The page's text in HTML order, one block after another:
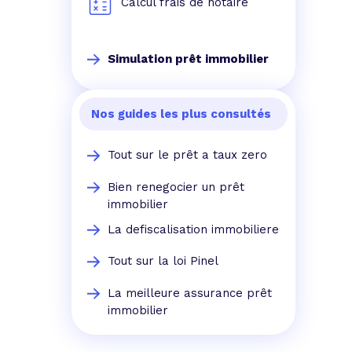
Simulation prêt immobilier
Nos guides les plus consultés
Tout sur le prêt a taux zero
Bien renegocier un prêt
immobilier
La defiscalisation immobiliere
Tout sur la loi Pinel
La meilleure assurance prêt
immobilier